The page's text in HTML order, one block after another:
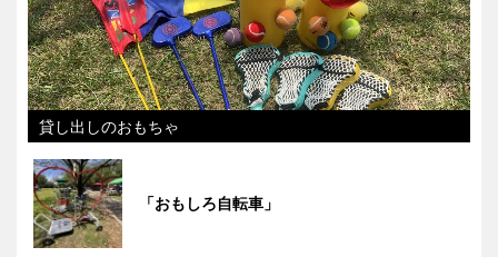
貸し出しのおもちゃ
「おもしろ自転車」